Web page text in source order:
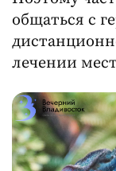
общаться с
лечении